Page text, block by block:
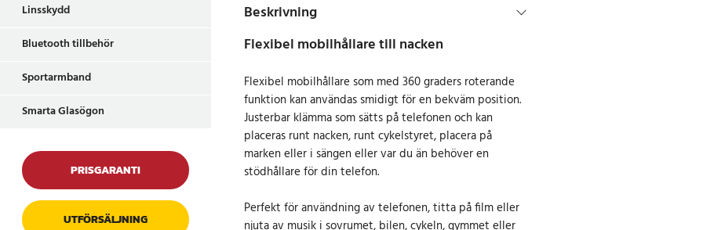
Linsskydd
Bluetooth tillbehör
Sportarmband
Smarta Glasögon
PRISGARANTI
UTFÖRSÄLJNING
Beskrivning
Flexibel mobilhållare till nacken
Flexibel mobilhållare som med 360 graders roterande
funktion kan användas smidigt för en bekväm position.
Justerbar klämma som sätts på telefonen och kan
placeras runt nacken, runt cykelstyret, placera på
marken eller i sängen eller var du än behöver en
stödhållare för din telefon.
Perfekt för användning av telefonen, titta på film eller
njuta av musik i sovrumet, bilen, cykeln, gymmet eller